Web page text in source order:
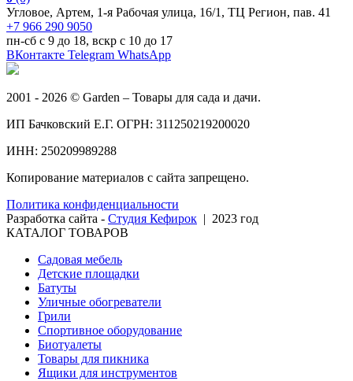
Угловое, Артем, ​1-я Рабочая улица, 16/1, ТЦ Регион, пав. 41
+7 966 290 9050
пн-сб с 9 до 18, вскр с 10 до 17
ВКонтакте Telegram WhatsApp
2001 - 2026 © Garden – Товары для сада и дачи.
ИП Бачковский Е.Г. ОГРН: 311250219200020
ИНН: 250209989288
Копирование материалов с сайта запрещено.
Политика конфиденциальности
Разработка сайта - Студия Кефирок | 2023 год
КАТАЛОГ ТОВАРОВ
Садовая мебель
Детские площадки
Батуты
Уличные обогреватели
Грили
Спортивное оборудование
Биотуалеты
Товары для пикника
Ящики для инструментов